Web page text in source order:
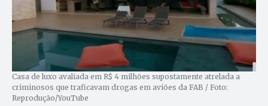
Casa de luxo avaliada em R$ 4 milhões supostamente atrelada a
criminosos que traficavam drogas em aviões da FAB / Foto:
Reprodução/YouTube